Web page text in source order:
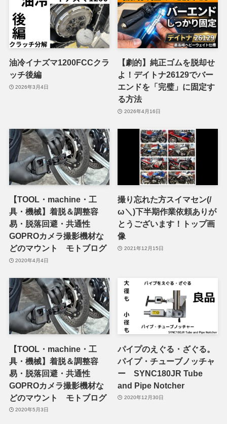
油冷イナズマ1200FCCクラ
ッチ後編
2026年3月4日
【劇的】純正ゴムを脱却せ
よ！デイトナ26129でバー
エンドを「完璧」に固定す
る方法
2026年4月16日
【TOOL・machine・工
具・機械】着脱＆調整容
易・脱落回避・共通性
GOPROカメラ撮影機材な
どのマウント モトブログ
2020年4月4日
撮り忘れた方スイマセン(/
ω＼)下半期作業依頼ありが
とうございます！トップ画
像
2021年12月15日
【TOOL・machine・工
具・機械】着脱＆調整容
易・脱落回避・共通性
GOPROカメラ撮影機材な
どのマウント モトブログ
2020年5月3日
パイプのえぐる・ざぐる。
パイプ・チューブノッチャ
ー SYNC180JR Tube
and Pipe Notcher
2020年12月30日